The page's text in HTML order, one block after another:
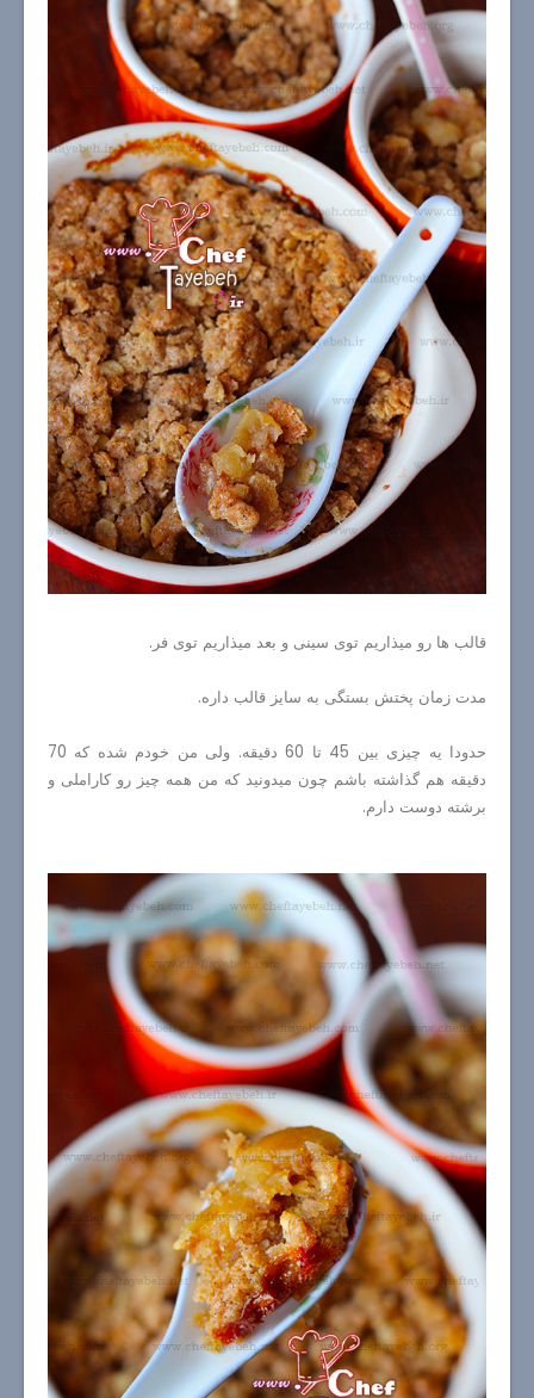
قالب ها رو میذاریم توی سینی و بعد میذاریم توی فر.
مدت زمان پختش بستگی به سایز قالب داره.
حدودا یه چیزی بین 45 تا 60 دقیقه. ولی من خودم شده که 70
دقیقه هم گذاشته باشم چون میدونید که من همه چیز رو کاراملی و
برشته دوست دارم.